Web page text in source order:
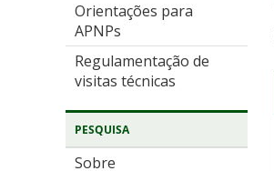
Orientações para
APNPs
Regulamentação de
visitas técnicas
PESQUISA
Sobre